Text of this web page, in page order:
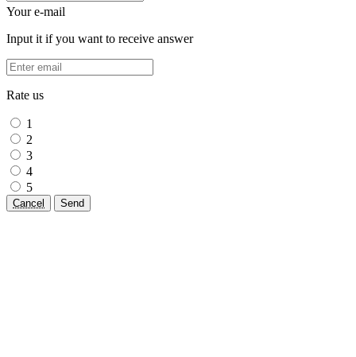
Your e-mail
Input it if you want to receive answer
Rate us
1
2
3
4
5
Cancel Send